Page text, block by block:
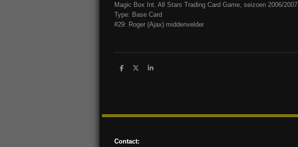
Magic Box Int. All Stars Trading Card Game, seizoen 2006/2007
Type: Base Card
#29: Roger (Ajax) middenvelder
D
D
S
Contact: